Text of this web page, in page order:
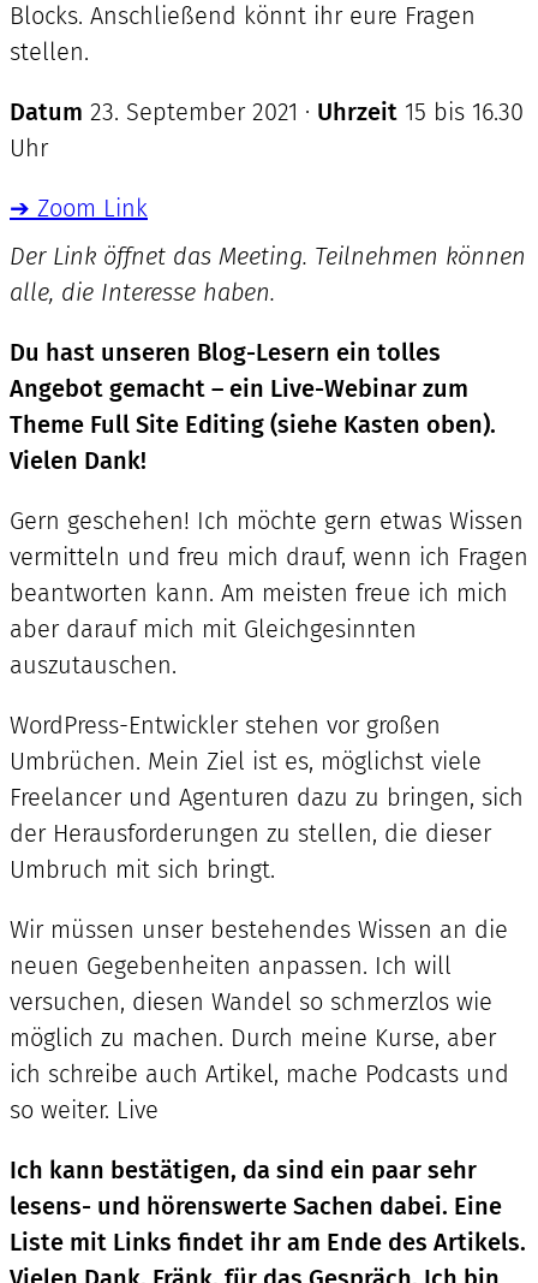
Blocks. Anschließend könnt ihr eure Fragen
stellen.
Datum 23. September 2021 · Uhrzeit 15 bis 16.30
Uhr
➔ Zoom Link
Der Link öffnet das Meeting. Teilnehmen können
alle, die Interesse haben.
Du hast unseren Blog-Lesern ein tolles
Angebot gemacht – ein Live-Webinar zum
Theme Full Site Editing (siehe Kasten oben).
Vielen Dank!
Gern geschehen! Ich möchte gern etwas Wissen
vermitteln und freu mich drauf, wenn ich Fragen
beantworten kann. Am meisten freue ich mich
aber darauf mich mit Gleichgesinnten
auszutauschen.
WordPress-Entwickler stehen vor großen
Umbrüchen. Mein Ziel ist es, möglichst viele
Freelancer und Agenturen dazu zu bringen, sich
der Herausforderungen zu stellen, die dieser
Umbruch mit sich bringt.
Wir müssen unser bestehendes Wissen an die
neuen Gegebenheiten anpassen. Ich will
versuchen, diesen Wandel so schmerzlos wie
möglich zu machen. Durch meine Kurse, aber
ich schreibe auch Artikel, mache Podcasts und
so weiter. Live
Ich kann bestätigen, da sind ein paar sehr
lesens- und hörenswerte Sachen dabei. Eine
Liste mit Links findet ihr am Ende des Artikels.